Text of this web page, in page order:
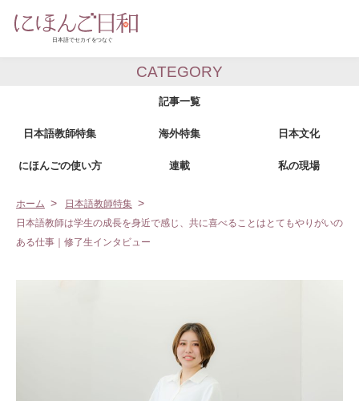
CATEGORY
記事一覧
日本語教師特集 海外特集 日本文化
にほんごの使い方 連載 私の現場
ホーム
日本語教師特集
日本語教師は学生の成長を身近で感じ、共に喜べることはとてもやりがいの
ある仕事｜修了生インタビュー